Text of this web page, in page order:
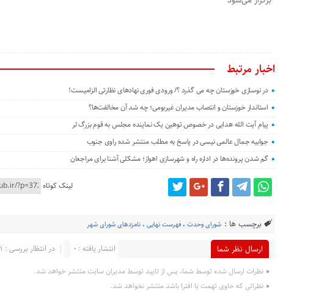
اخبار مرتبط
در نوسازی خوزستان چه می گذرد ؟/ ورودی فوری نهادهای نظارتی الزامیست!
استاندار خوزستان و انتصاب مدیران غیربومی؛ چه شد آن مخالفت‌ها؟
پیام آیت الله هدایی در خصوص توهین یک نماینده مجلس به قوم بزرگ لر
جوابیه جمال عالمی نیسی در پاسخ به مطلب منتشر شده راوی جنوب
گم شدن پرونده‌ها در اداره راه و شهرسازی اهواز؛ مشکلی آشنا برای مراجعان
لینک کوتاه
برچسب ها : شورای وحدت ،فهرست نهایی ،نامزدهای شورای شهر
ارسال نظر شما در انتظار بررسی : 1 انتشار یافته : 0
نظرات ارسال شده توسط شما، پس از تایید توسط مدیران سایت منتشر خواهد شد.
نظراتی که حاوی تهمت یا افترا باشد منتشر نخواهد شد.